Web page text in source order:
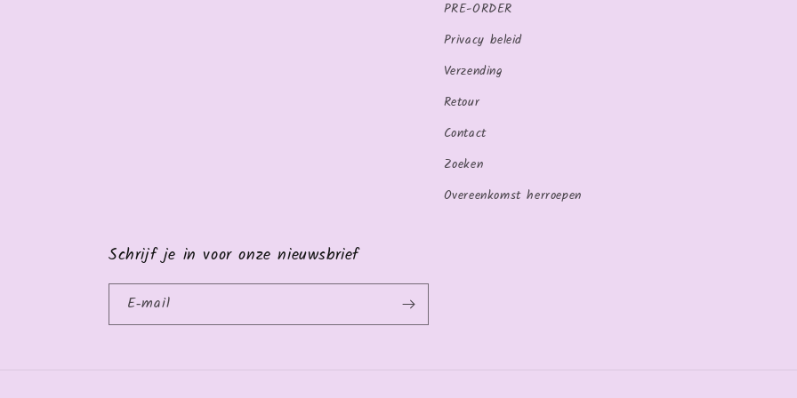
PRE-ORDER
Privacy beleid
Verzending
Retour
Contact
Zoeken
Overeenkomst herroepen
Schrijf je in voor onze nieuwsbrief
E‑mail